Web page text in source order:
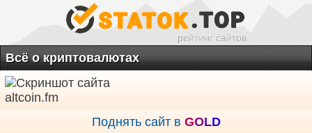
Всё о криптовалютах
Поднять сайт в GOLD